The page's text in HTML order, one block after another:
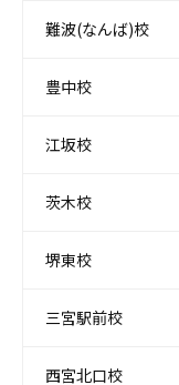
難波(なんば)校
豊中校
江坂校
茨木校
堺東校
三宮駅前校
西宮北口校